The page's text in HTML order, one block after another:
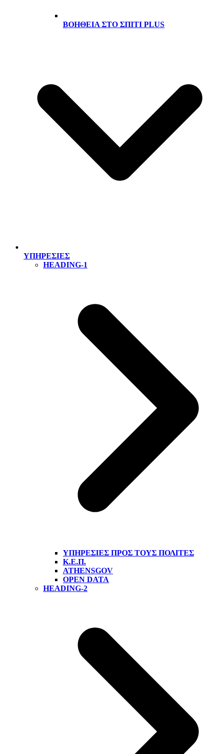
ΒΟΉΘΕΙΑ ΣΤΟ ΣΠΊΤΙ PLUS
ΥΠΗΡΕΣΙΕΣ
HEADING-1
ΥΠΗΡΕΣΊΕΣ ΠΡΟΣ ΤΟΥΣ ΠΟΛΊΤΕΣ
Κ.Ε.Π.
ATHENSGOV
OPEN DATA
HEADING-2